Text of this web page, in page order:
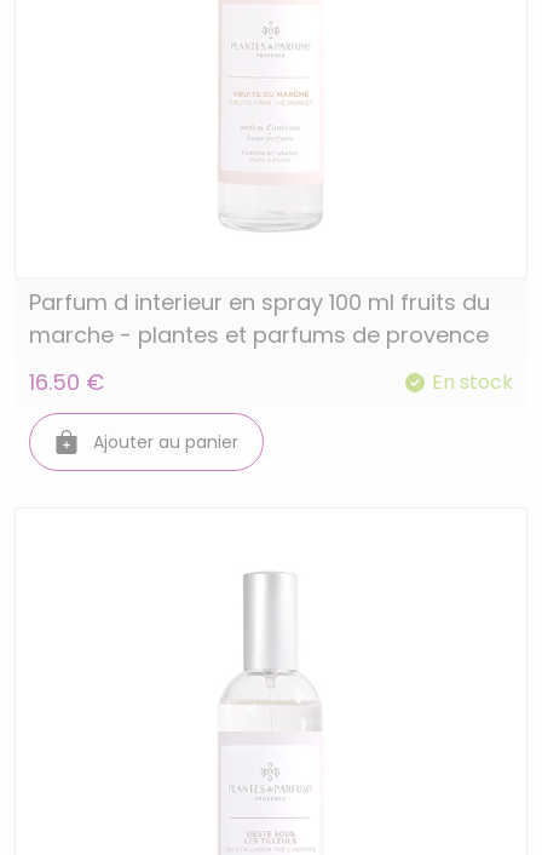
Parfum d interieur en spray 100 ml fruits du
marche - plantes et parfums de provence
16.50 €
En stock
Ajouter au panier